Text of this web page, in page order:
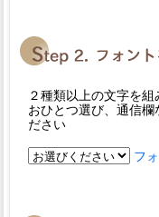
２種類以上の文字を
おひとつ選び、通信欄
ださい
フ